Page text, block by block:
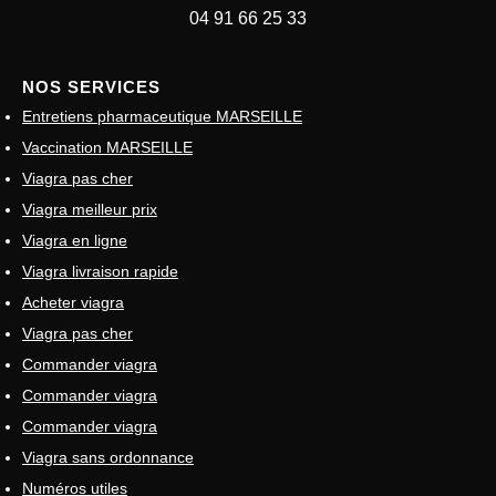
04 91 66 25 33
NOS SERVICES
Entretiens pharmaceutique MARSEILLE
Vaccination MARSEILLE
Viagra pas cher
Viagra meilleur prix
Viagra en ligne
Viagra livraison rapide
Acheter viagra
Viagra pas cher
Commander viagra
Commander viagra
Commander viagra
Viagra sans ordonnance
Numéros utiles